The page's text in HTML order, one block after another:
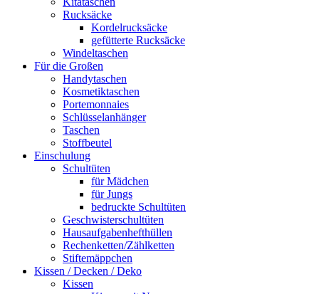
Rucksäcke
Kordelrucksäcke
gefütterte Rucksäcke
Windeltaschen
Für die Großen
Handytaschen
Kosmetiktaschen
Portemonnaies
Schlüsselanhänger
Taschen
Stoffbeutel
Einschulung
Schultüten
für Mädchen
für Jungs
bedruckte Schultüten
Geschwisterschultüten
Hausaufgabenhefthüllen
Rechenketten/Zählketten
Stiftemäppchen
Kissen / Decken / Deko
Kissen